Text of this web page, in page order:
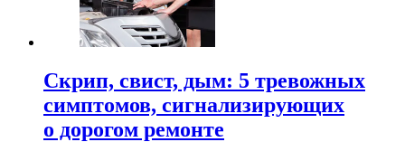
Скрип, свист, дым: 5 тревожных
симптомов, сигнализирующих
о дорогом ремонте